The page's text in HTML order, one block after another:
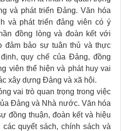
và phát triển Đảng. Văn hóa
và phát triển đảng viên có ý
đồng lòng và đoàn kết với
đảm bảo sự tuân thủ và thực
quy chế của Đảng, đồng
viên thể hiện và phát huy vai
xây dựng Đảng và xã hội.
vai trò quan trọng trong việc
Đảng và Nhà nước. Văn hóa
đồng thuận, đoàn kết và hiệu
quyết sách, chính sách và